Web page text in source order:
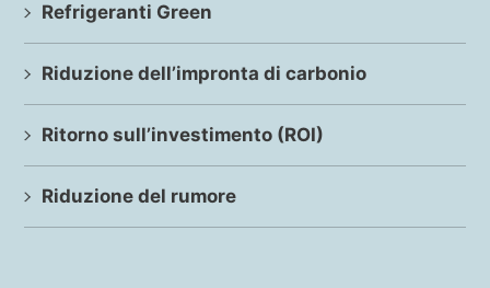
Refrigeranti Green
Riduzione dell’impronta di carbonio
Ritorno sull’investimento (ROI)
Riduzione del rumore